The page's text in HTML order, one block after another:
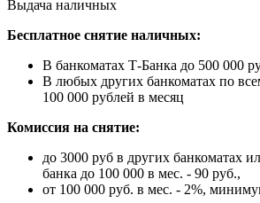
Выдача наличных
Бесплатное снятие наличных:
В банкоматах Т-Банка до 500 000
В любых других банкоматах по
100 000 рублей в месяц
Комиссия на снятие:
до 3000 руб в других банкоматах
банка до 100 000 в мес. - 90 руб.,
от 100 000 руб. в мес. - 2%,